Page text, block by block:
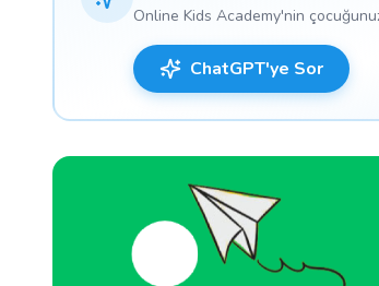
Online Kids Academy'nin
ChatGPT'ye Sor